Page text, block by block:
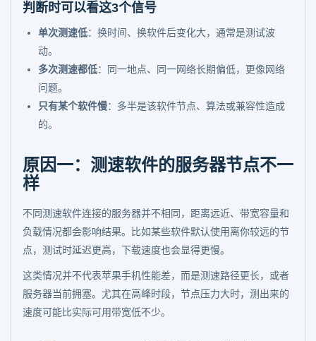
判断时可以看这3个信号
单次测速低：换时间、换软件后变化大，通常是测试波
动。
多次测速都低：同一地点、同一网络长期偏低，更像网络
问题。
只有某个软件慢：多半是该软件节点、算法或兼容性造成
的。
原因一：测速软件的服务器节点不一
样
不同测速软件连接的服务器并不相同，距离远近、带宽容量和
负载情况都会影响结果。比如某些软件默认使用离你较远的节
点，测试时延迟更高，下载速度也会显得更慢。
这类情况并不代表苹果手机性能差，而是测速路径更长，或者
服务器当前拥塞。尤其在高峰时段，节点压力大时，测出来的
速度可能比实际可用带宽低不少。